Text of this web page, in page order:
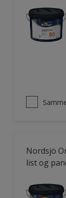
Nordsjö
list og